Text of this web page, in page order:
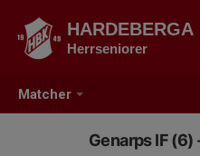
Matcher
HARDEBERGA
Herrseniorer
Genarps IF (6)